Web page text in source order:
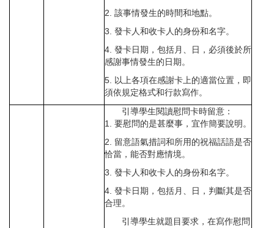
2. 該事情發生的時間和地點。
3. 發卡人和收卡人的身份和名字。
4. 發卡日期，包括月、日，必須後於所
感謝事情發生的日期。
5. 以上各項在感謝卡上的適當位置，即
須依規定格式和行款寫作。
引導學生閱讀慰問卡時留意：
1. 要慰問的是甚麼事，宜作簡要說明。
2. 留意語氣措詞和所用的祝福話語是否
恰當，能否對應情境。
3. 發卡人和收卡人的身份和名字。
4. 發卡日期，包括月、日，判斷其是否
合理。
引導學生就題目要求，在寫作慰問